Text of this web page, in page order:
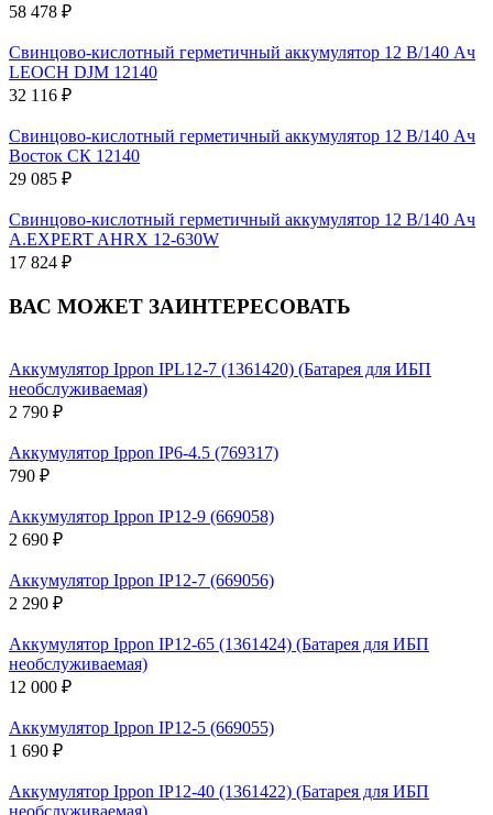
58 478 ₽
Свинцово-кислотный герметичный аккумулятор 12 В/140 Ач
LEOCH DJM 12140
32 116 ₽
Свинцово-кислотный герметичный аккумулятор 12 В/140 Ач
Восток СК 12140
29 085 ₽
Свинцово-кислотный герметичный аккумулятор 12 В/140 Ач
A.EXPERT AHRX 12-630W
17 824 ₽
ВАС МОЖЕТ ЗАИНТЕРЕСОВАТЬ
Аккумулятор Ippon IPL12-7 (1361420) (Батарея для ИБП
необслуживаемая)
2 790 ₽
Аккумулятор Ippon IP6-4.5 (769317)
790 ₽
Аккумулятор Ippon IP12-9 (669058)
2 690 ₽
Аккумулятор Ippon IP12-7 (669056)
2 290 ₽
Аккумулятор Ippon IP12-65 (1361424) (Батарея для ИБП
необслуживаемая)
12 000 ₽
Аккумулятор Ippon IP12-5 (669055)
1 690 ₽
Аккумулятор Ippon IP12-40 (1361422) (Батарея для ИБП
необслуживаемая)